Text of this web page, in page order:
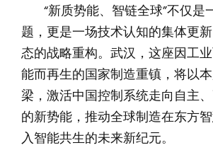
“新质势能、智链全球”不仅是
题，更是一场技术认知的集体更
态的战略重构。武汉，这座因工
能而再生的国家制造重镇，将以
梁，激活中国控制系统走向自主
的新势能，推动全球制造在东方
入智能共生的未来新纪元。